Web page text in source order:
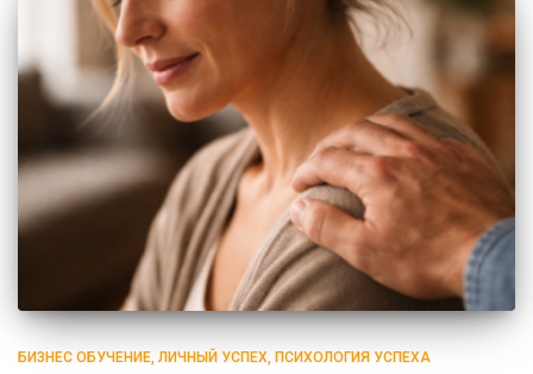
БИЗНЕС ОБУЧЕНИЕ ЛИЧНЫЙ УСПЕХ ПСИХОЛОГИЯ УСПЕХА